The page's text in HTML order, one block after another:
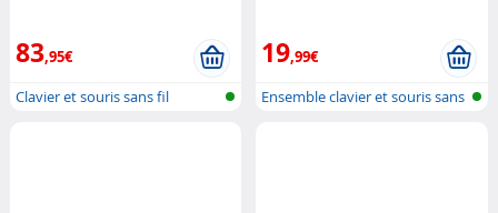
83,95€
Clavier et souris sans fil
19,99€
Ensemble clavier et souris sans